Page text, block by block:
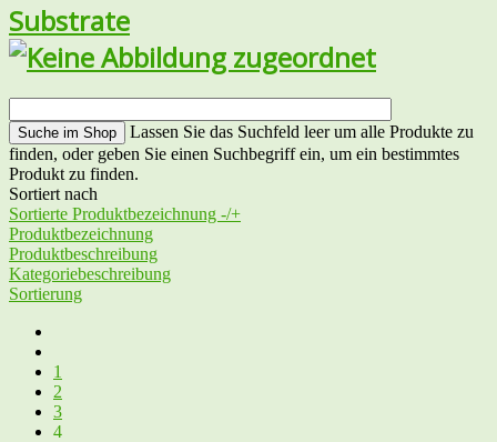
Substrate
Lassen Sie das Suchfeld leer um alle Produkte zu
finden, oder geben Sie einen Suchbegriff ein, um ein bestimmtes
Produkt zu finden.
Sortiert nach
Sortierte Produktbezeichnung -/+
Produktbezeichnung
Produktbeschreibung
Kategoriebeschreibung
Sortierung
1
2
3
4